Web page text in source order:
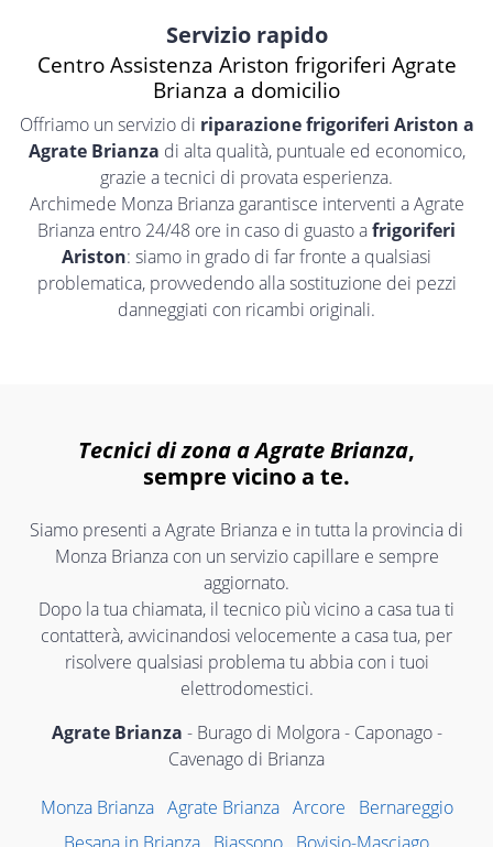
Servizio rapido
Centro Assistenza Ariston frigoriferi Agrate
Brianza a domicilio
Offriamo un servizio di riparazione frigoriferi Ariston a
Agrate Brianza di alta qualità, puntuale ed economico,
grazie a tecnici di provata esperienza.
Archimede Monza Brianza garantisce interventi a Agrate
Brianza entro 24/48 ore in caso di guasto afrigoriferi
Ariston: siamo in grado di far fronte a qualsiasi
problematica, provvedendo alla sostituzione dei pezzi
danneggiati con ricambi originali.
Tecnici di zona a Agrate Brianza,
sempre vicino a te.
Siamo presenti a Agrate Brianza e in tutta la provincia di
Monza Brianza con un servizio capillare e sempre
aggiornato.
Dopo la tua chiamata, il tecnico più vicino a casa tua ti
contatterà, avvicinandosi velocemente a casa tua, per
risolvere qualsiasi problema tu abbia con i tuoi
elettrodomestici.
Agrate Brianza - Burago di Molgora - Caponago -
Cavenago di Brianza
Monza Brianza Agrate Brianza Arcore
Bernareggio